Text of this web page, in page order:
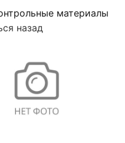
материалы
назад